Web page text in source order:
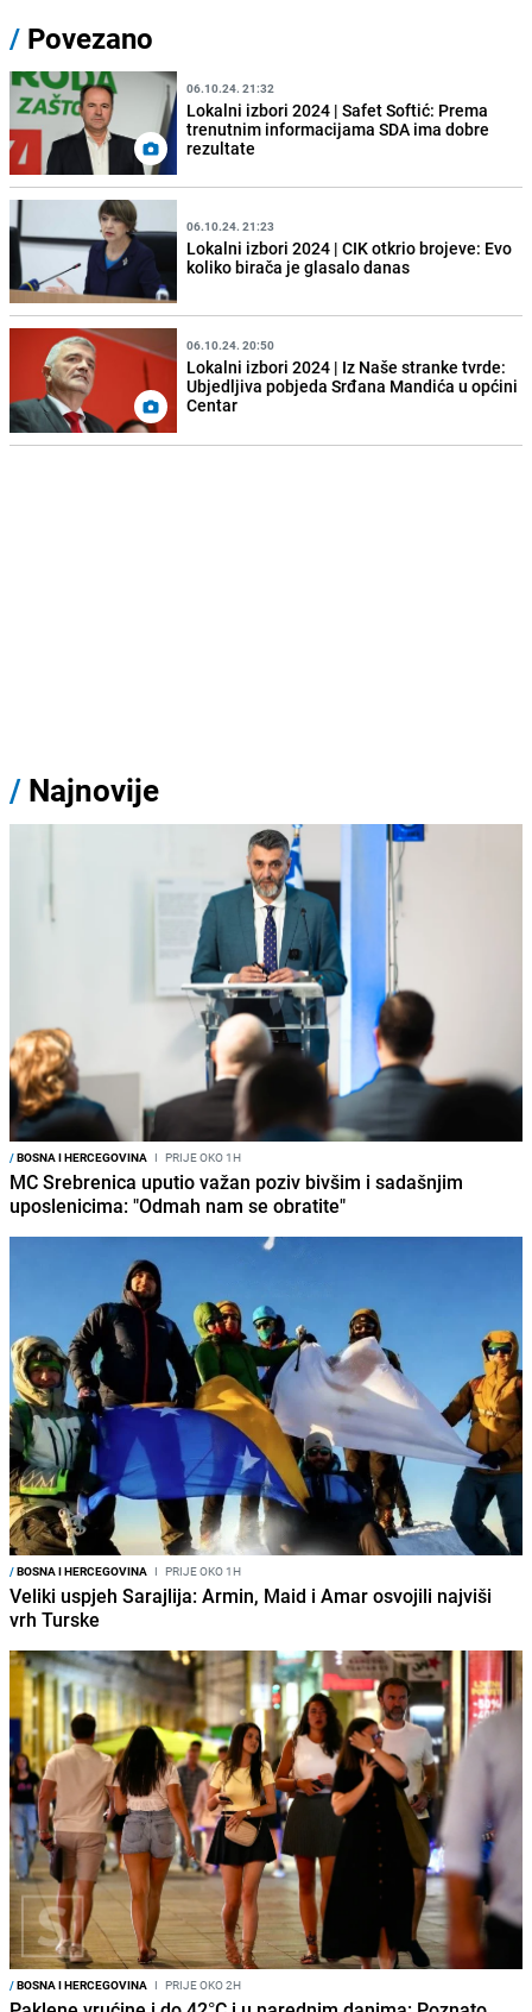
/ Povezano
06.10.24. 21:32
Lokalni izbori 2024 | Safet Softić: Prema
trenutnim informacijama SDA ima dobre
rezultate
06.10.24. 21:23
Lokalni izbori 2024 | CIK otkrio brojeve: Evo
koliko birača je glasalo danas
06.10.24. 20:50
Lokalni izbori 2024 | Iz Naše stranke tvrde:
Ubjedljiva pobjeda Srđana Mandića u općini
Centar
/ Najnovije
/BOSNA I HERCEGOVINA I PRIJE OKO 1H
MC Srebrenica uputio važan poziv bivšim i sadašnjim
uposlenicima: "Odmah nam se obratite"
/BOSNA I HERCEGOVINA I PRIJE OKO 1H
Veliki uspjeh Sarajlija: Armin, Maid i Amar osvojili najviši
vrh Turske
/BOSNA I HERCEGOVINA I PRIJE OKO 2H